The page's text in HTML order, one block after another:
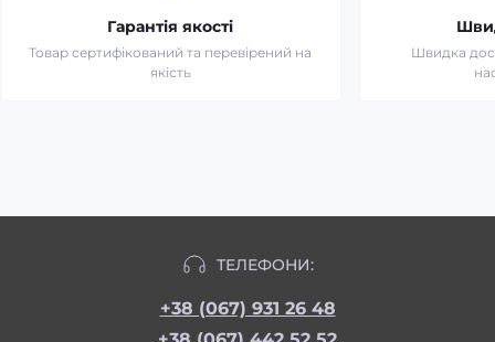
Гарантія якості
Товар сертифікований та перевірений на
якість
Швидка
ТЕЛЕФОНИ:
+38 (067) 931 26 48